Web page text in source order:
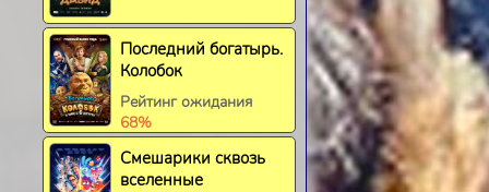
Последний богатырь.
Колобок
Рейтинг ожидания
68%
Смешарики сквозь
вселенные